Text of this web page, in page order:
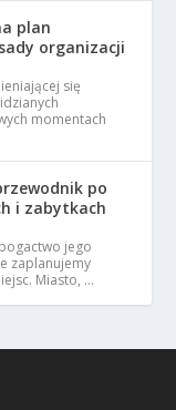
plan
organizacji
się
momentach
po
i zabytkach
jego
zaplanujemy
Miasto, …